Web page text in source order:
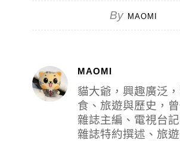
By MAOMI
MAOMI
貓大爺，興趣廣泛
食、旅遊與歷史，
雜誌主編、電視台
雜誌特約撰述、旅